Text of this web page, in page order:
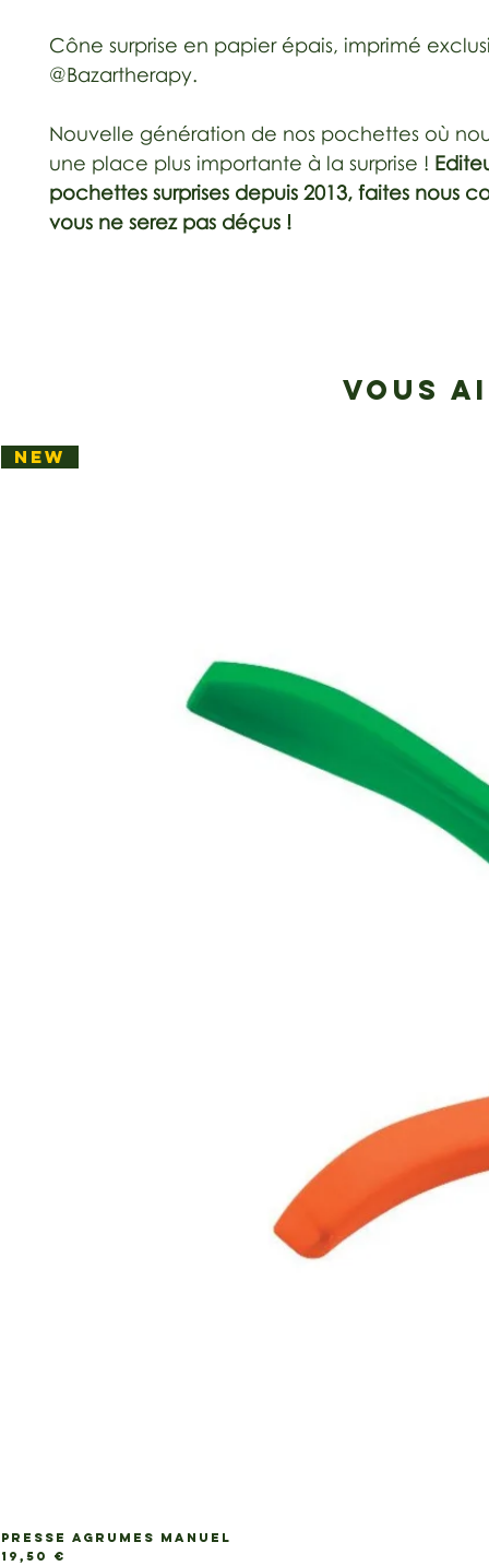
Cône surprise en papier épais, imprimé
@Bazartherapy.
Nouvelle génération de nos pochettes où
une place plus importante à la surprise !
pochettes surprises depuis 2013, faites nous
vous ne serez pas déçus !
VOUS
NEW
PRESSE AGRUMES MANUEL
Prix
19,50 €